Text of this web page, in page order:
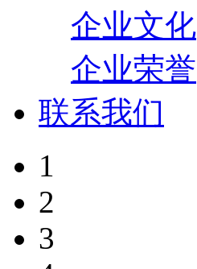
企业文化
企业荣誉
联系我们
1
2
3